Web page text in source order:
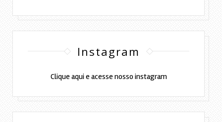
Instagram
Clique aqui e acesse nosso instagram